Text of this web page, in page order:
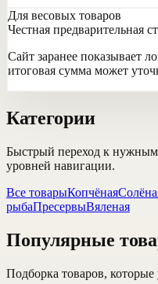
Для весовых товаров
Честная предварительная
Сайт заранее показывает
итоговая сумма может
Категории
Быстрый переход к нужным
уровней навигации.
Все товарыКопчёная
рыбаПресервыВяленая
Популярные
Подборка товаров, которые